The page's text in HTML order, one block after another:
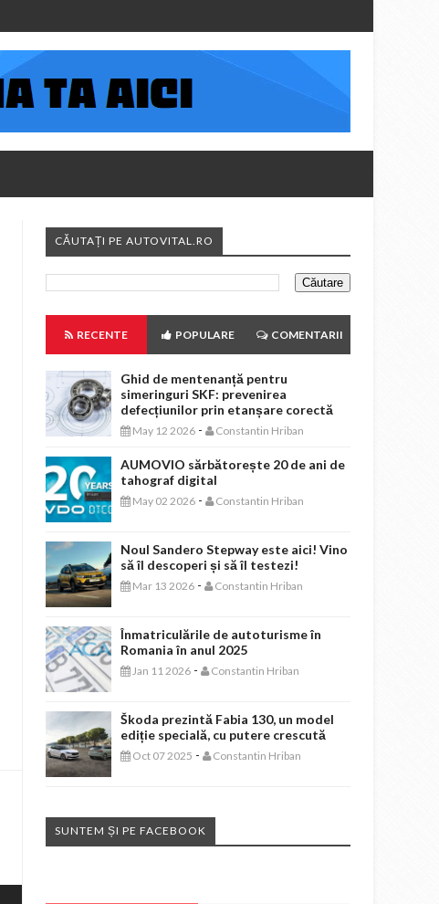
CĂUTAȚI PE AUTOVITAL.RO
RECENTE POPULARE COMENTARII
Ghid de mentenanță pentru
simeringuri SKF: prevenirea
defecțiunilor prin etanșare corectă
May 12 2026 - Constantin Hriban
AUMOVIO sărbătorește 20 de ani de
tahograf digital
May 02 2026 - Constantin Hriban
Noul Sandero Stepway este aici! Vino
să îl descoperi și să îl testezi!
Mar 13 2026 - Constantin Hriban
Înmatriculările de autoturisme în
Romania în anul 2025
Jan 11 2026 - Constantin Hriban
Škoda prezintă Fabia 130, un model
ediție specială, cu putere crescută
Oct 07 2025 - Constantin Hriban
SUNTEM ȘI PE FACEBOOK